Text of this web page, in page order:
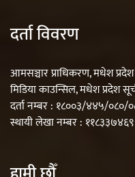
दर्ता विवरण
आमसञ्चार प्राधिकरण, मधेश
मिडिया काउन्सिल, मधेश प्रदेश
दर्ता नम्बर : १८००३/४४५/०८०/
स्थायी लेखा नम्बर : ११८३३७४६९